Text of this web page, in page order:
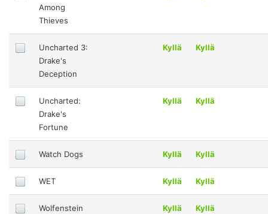
Among
Thieves
Uncharted 3:
Drake's
Deception
Kyllä Kyllä
Uncharted:
Drake's
Fortune
Kyllä Kyllä
Watch Dogs Kyllä Kyllä
WET Kyllä Kyllä
Wolfenstein Kyllä Kyllä